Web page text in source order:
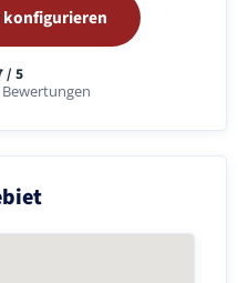
/ 5
Bewertungen